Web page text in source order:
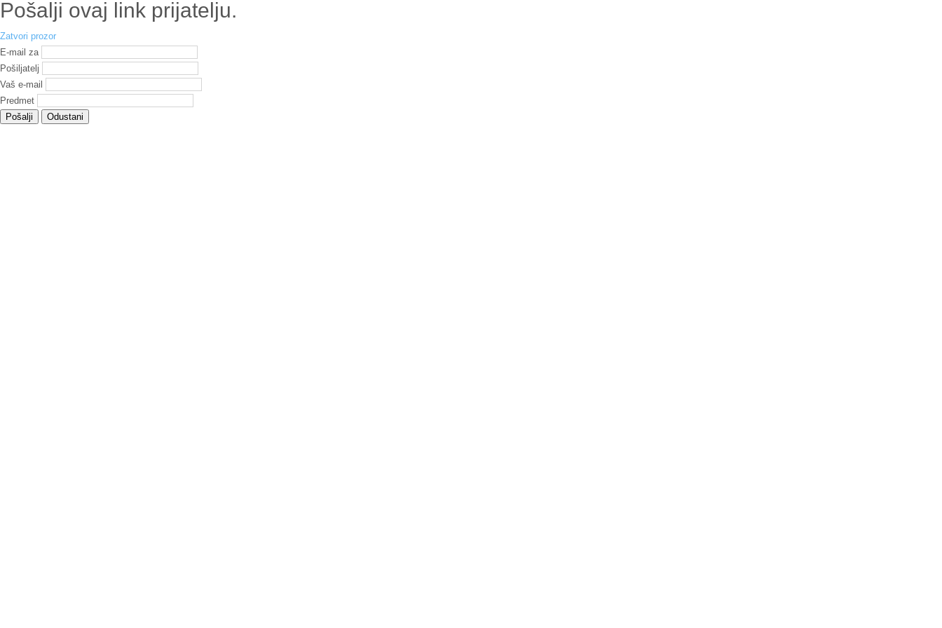
Pošalji ovaj link prijatelju.
Zatvori prozor
E-mail za
Pošiljatelj
Vaš e-mail
Predmet
Pošalji
Odustani